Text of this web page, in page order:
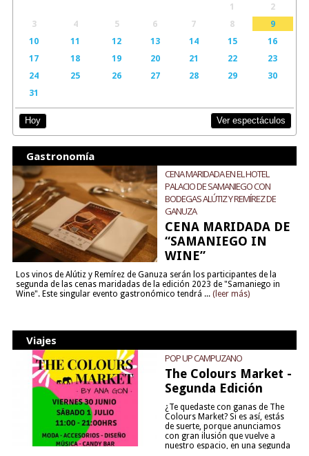
1
2
3
4 5 6 7 8
9
10
11 12 13 14 15
16
17
18 19 20 21 22
23
24
25 26 27 28 29
30
31
Hoy Ver espectáculos
Gastronomía
CENA MARIDADA EN EL HOTEL
PALACIO DE SAMANIEGO CON
BODEGAS ALÚTIZ Y REMÍREZ DE
GANUZA
CENA MARIDADA DE
“SAMANIEGO IN
WINE”
Los vinos de Alútiz y Remírez de Ganuza serán los participantes de la
segunda de las cenas maridadas de la edición 2023 de "Samaniego in
Wine". Este singular evento gastronómico tendrá ... (leer más)
Viajes
POP UP CAMPUZANO
The Colours Market -
Segunda Edición
¿Te quedaste con ganas de The
Colours Market? Si es así, estás
de suerte, porque anunciamos
con gran ilusión que vuelve a
nuestro espacio, en una segunda